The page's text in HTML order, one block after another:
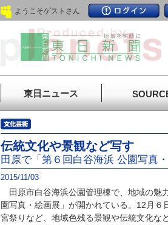
ようこそゲストさん
東日ニュース
伝統文化や景観など写す
田原で「第６回白谷海浜 公園写真
2015/11/03
田原市白谷海浜公園管理棟で、地域の魅
園写真・絵画展」が開かれている。12月
宮祭りなど、地域色残る景観や伝統文化な